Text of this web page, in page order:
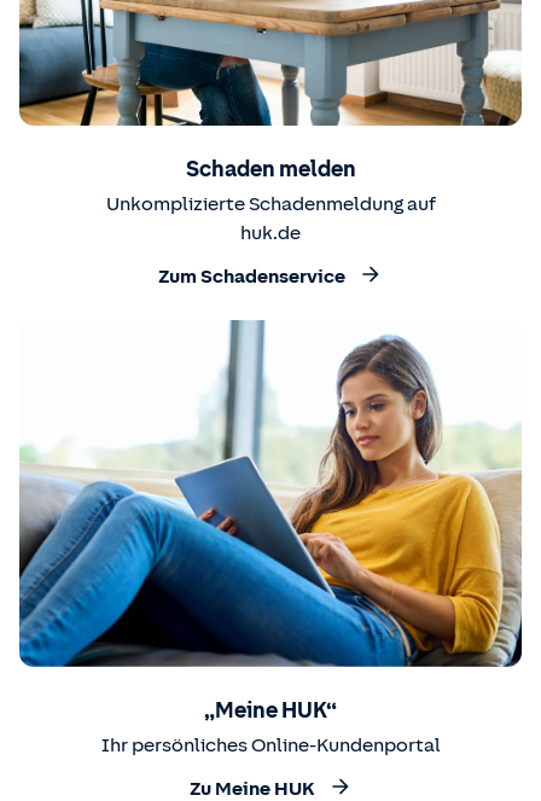
Schaden melden
Unkomplizierte Schadenmeldung auf
huk.de
Zum Schadenservice
„Meine HUK“
Ihr persönliches Online-Kundenportal
Zu Meine HUK